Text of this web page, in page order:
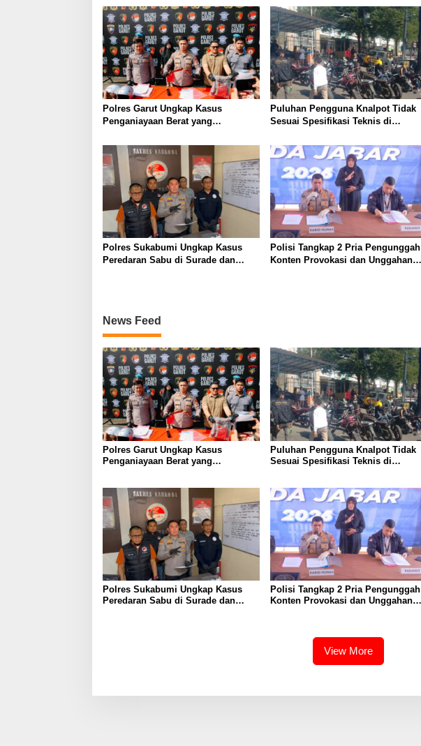
Polres Garut Ungkap Kasus
Penganiayaan Berat yang
Dunia
Puluhan Pengguna Knalpot Tidak
Sesuai Spesifikasi Teknis di
Polisi
Polres Sukabumi Ungkap Kasus
Peredaran Sabu di Surade dan
Polisi Tangkap 2 Pria Pengunggah
Konten Provokasi dan Unggahan
News Feed
Polres Garut Ungkap Kasus
Penganiayaan Berat yang
Puluhan Pengguna Knalpot Tidak
Sesuai Spesifikasi Teknis di
Polres Sukabumi Ungkap Kasus
Peredaran Sabu di Surade dan
Polisi Tangkap 2 Pria Pengunggah
Konten Provokasi dan Unggahan
View More